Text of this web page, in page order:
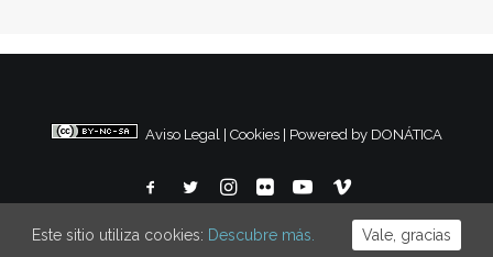
Aviso Legal Cookies Powered by DONÁTICA
Este sitio utiliza cookies: Descubre más. Vale, gracias